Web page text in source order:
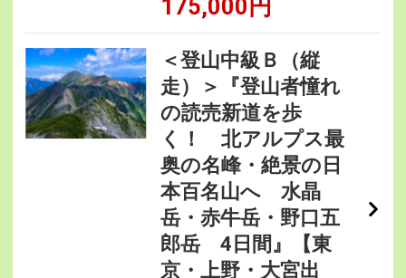
175,000円
＜登山中級Ｂ（縦
走）＞『登山者憧れ
の読売新道を歩
く！ 北アルプス最
奥の名峰・絶景の日
本百名山へ 水晶
岳・赤牛岳・野口五
郎岳 4日間』【東
京・上野・大宮出